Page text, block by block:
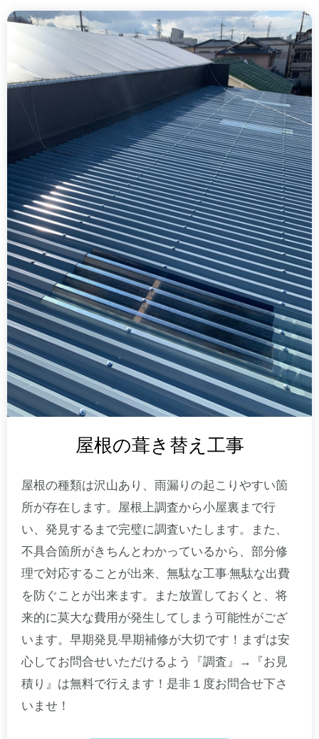
屋根の葺き替え工事
屋根の種類は沢山あり、雨漏りの起こりやすい箇
所が存在します。屋根上調査から小屋裏まで行
い、発見するまで完璧に調査いたします。また、
不具合箇所がきちんとわかっているから、部分修
理で対応することが出来、無駄な工事·無駄な出費
を防ぐことが出来ます。また放置しておくと、将
来的に莫大な費用が発生してしまう可能性がござ
います。早期発見·早期補修が大切です！まずは安
心してお問合せいただけるよう『調査』→『お見
積り』は無料で行えます！是非１度お問合せ下さ
いませ！